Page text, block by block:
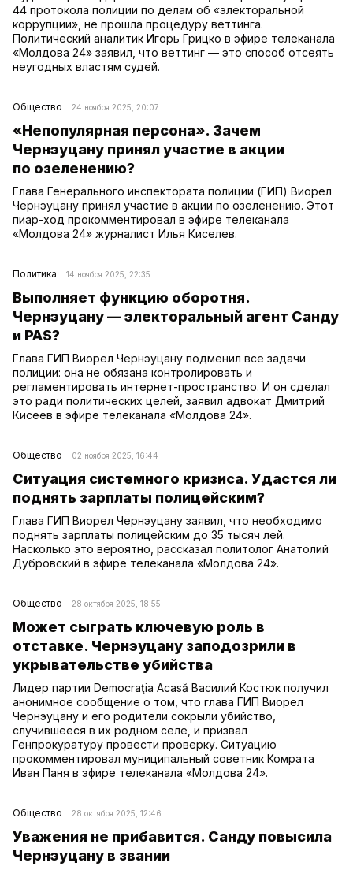
44 протокола полиции по делам об «электоральной
коррупции», не прошла процедуру веттинга.
Политический аналитик Игорь Грицко в эфире телеканала
«Молдова 24» заявил, что веттинг — это способ отсеять
неугодных властям судей.
Общество 24 ноября 2025, 20:07
«Непопулярная персона». Зачем
Чернэуцану принял участие в акции
по озеленению?
Глава Генерального инспектората полиции (ГИП) Виорел
Чернэуцану принял участие в акции по озеленению. Этот
пиар-ход прокомментировал в эфире телеканала
«Молдова 24» журналист Илья Киселев.
Политика 14 ноября 2025, 22:35
Выполняет функцию оборотня.
Чернэуцану — электоральный агент Санду
и PAS?
Глава ГИП Виорел Чернэуцану подменил все задачи
полиции: она не обязана контролировать и
регламентировать интернет-пространство. И он сделал
это ради политических целей, заявил адвокат Дмитрий
Кисеев в эфире телеканала «Молдова 24».
Общество 02 ноября 2025, 16:44
Ситуация системного кризиса. Удастся ли
поднять зарплаты полицейским?
Глава ГИП Виорел Чернэуцану заявил, что необходимо
поднять зарплаты полицейским до 35 тысяч лей.
Насколько это вероятно, рассказал политолог Анатолий
Дубровский в эфире телеканала «Молдова 24».
Общество 28 октября 2025, 18:55
Может сыграть ключевую роль в
отставке. Чернэуцану заподозрили в
укрывательстве убийства
Лидер партии Democraţia Acasă Василий Костюк получил
анонимное сообщение о том, что глава ГИП Виорел
Чернэуцану и его родители сокрыли убийство,
случившееся в их родном селе, и призвал
Генпрокуратуру провести проверку. Ситуацию
прокомментировал муниципальный советник Комрата
Иван Паня в эфире телеканала «Молдова 24».
Общество 28 октября 2025, 12:46
Уважения не прибавится. Санду повысила
Чернэуцану в звании